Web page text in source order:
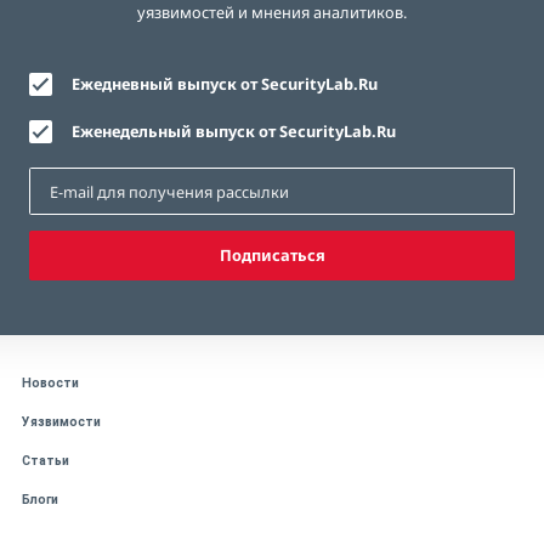
уязвимостей и мнения аналитиков.
Ежедневный выпуск от SecurityLab.Ru
Еженедельный выпуск от SecurityLab.Ru
Подписаться
Новости
Уязвимости
Статьи
Блоги